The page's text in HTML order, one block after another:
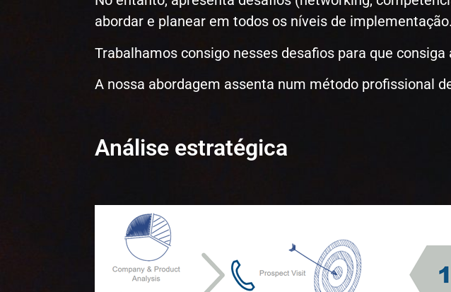
abordar e planear em todos os níveis de implementação.
Trabalhamos consigo nesses desafios para que
A nossa abordagem assenta num método profissional
Análise estratégica